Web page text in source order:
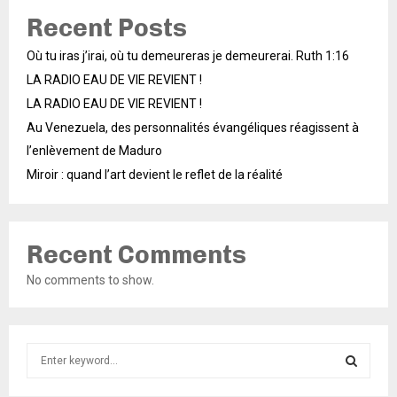
Recent Posts
Où tu iras j’irai, où tu demeureras je demeurerai. Ruth 1:16
LA RADIO EAU DE VIE REVIENT !
LA RADIO EAU DE VIE REVIENT !
Au Venezuela, des personnalités évangéliques réagissent à
l’enlèvement de Maduro
Miroir : quand l’art devient le reflet de la réalité
Recent Comments
No comments to show.